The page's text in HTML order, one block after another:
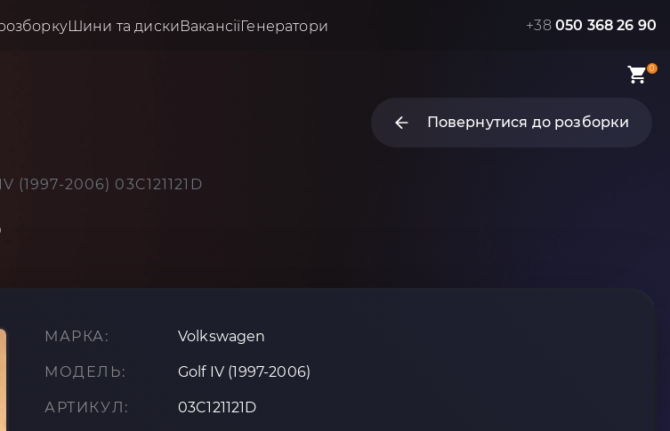
Шини та дискиВакансіїГенератори +38 050 368 26 90
0
Повернутися до розборки
(1997-2006) 03C121121D
МАРКА: Volkswagen
МОДЕЛЬ: Golf IV (1997-2006)
АРТИКУЛ: 03C121121D